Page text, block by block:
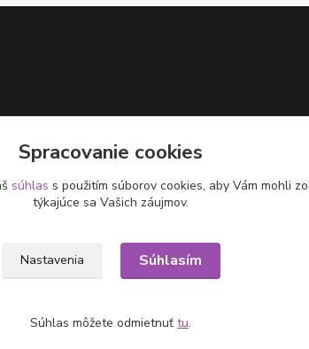
Spracovanie cookies
súhlas s použitím súborov cookies, aby Vám mohli
týkajúce sa Vašich záujmov.
Nastavenia Súhlasím
Súhlas môžete odmietnuť tu.